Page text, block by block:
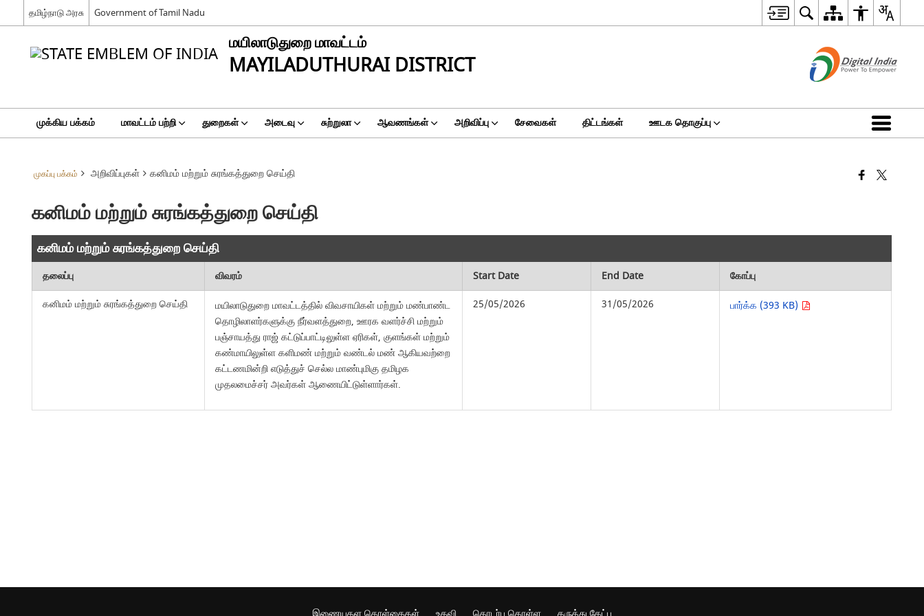
தமிழ்நாடு அரசு Government of Tamil Nadu
மயிலாடுதுறை மாவட்டம்
MAYILADUTHURAI DISTRICT
முக்கிய பக்கம் மாவட்டம் பற்றி துறைகள் அடைவு சுற்றுலா ஆவணங்கள் அறிவிப்பு சேவைகள் திட்டங்கள் ஊடக தொகுப்பு
முகப்பு பக்கம் அறிவிப்புகள் கனிமம் மற்றும் சுரங்கத்துறை செய்தி
கனிமம் மற்றும் சுரங்கத்துறை செய்தி
கனிமம் மற்றும் சுரங்கத்துறை செய்தி
தலைப்பு விவரம் Start Date End Date
கோப்பு
கனிமம் மற்றும் சுரங்கத்துறை செய்தி
மயிலாடுதுறை மாவட்டத்தில் விவசாயிகள் மற்றும் மண்பாண்ட
தொழிலாளர்களுக்கு நீர்வளத்துறை, ஊரக வளர்ச்சி மற்றும்
பஞ்சாயத்து ராஜ் கட்டுப்பாட்டிலுள்ள ஏரிகள், குளங்கள் மற்றும்
கண்மாயிலுள்ள களிமண் மற்றும் வண்டல் மண் ஆகியவற்றை
கட்டணமின்றி எடுத்துச் செல்ல மாண்புமிகு தமிழக
முதலமைச்சர் அவர்கள் ஆணையிட்டுள்ளார்கள்.
25/05/2026 31/05/2026 பார்க்க (393 KB)